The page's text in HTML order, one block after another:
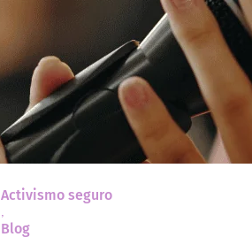
Activismo seguro
,
Blog